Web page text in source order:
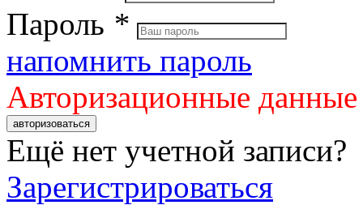
Пароль *
напомнить пароль
Авторизационные
авторизоваться
Ещё нет учетной записи?
Зарегистрироваться